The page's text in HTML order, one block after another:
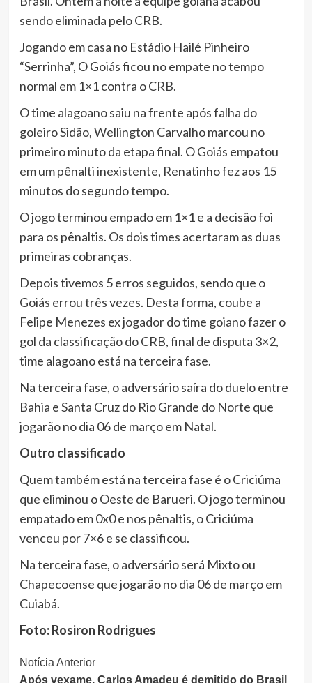
sendo eliminada pelo CRB.
Jogando em casa no Estádio Hailé Pinheiro
“Serrinha”, O Goiás ficou no empate no tempo
normal em 1×1 contra o CRB.
O time alagoano saiu na frente após falha do
goleiro Sidão, Wellington Carvalho marcou no
primeiro minuto da etapa final. O Goiás empatou
em um pênalti inexistente, Renatinho fez aos 15
minutos do segundo tempo.
O jogo terminou empado em 1×1 e a decisão foi
para os pênaltis. Os dois times acertaram as duas
primeiras cobranças.
Depois tivemos 5 erros seguidos, sendo que o
Goiás errou três vezes. Desta forma, coube a
Felipe Menezes ex jogador do time goiano fazer o
gol da classificação do CRB, final de disputa 3×2,
time alagoano está na terceira fase.
Na terceira fase, o adversário saíra do duelo entre
Bahia e Santa Cruz do Rio Grande do Norte que
jogarão no dia 06 de março em Natal.
Outro classificado
Quem também está na terceira fase é o Criciúma
que eliminou o Oeste de Barueri. O jogo terminou
empatado em 0x0 e nos pênaltis, o Criciúma
venceu por 7×6 e se classificou.
Na terceira fase, o adversário será Mixto ou
Chapecoense que jogarão no dia 06 de março em
Cuiabá.
Foto: Rosiron Rodrigues
Continue
Notícia Anterior
Após vexame, Carlos Amadeu é demitido do Brasil